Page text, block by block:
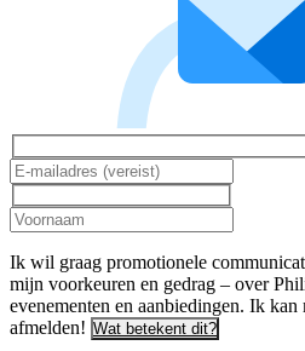
Ik wil graag promotionele
mijn voorkeuren en gedrag – over
evenementen en aanbiedingen. Ik
afmelden! Wat betekent dit?